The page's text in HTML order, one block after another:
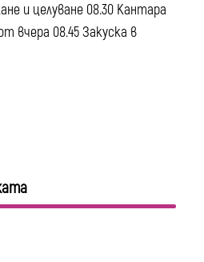
и целуване 08.30 Кантара
вчера 08.45 Закуска в